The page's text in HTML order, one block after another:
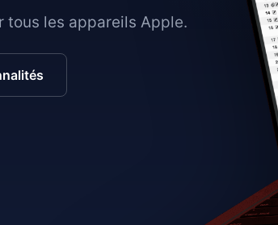
tous les appareils Apple.